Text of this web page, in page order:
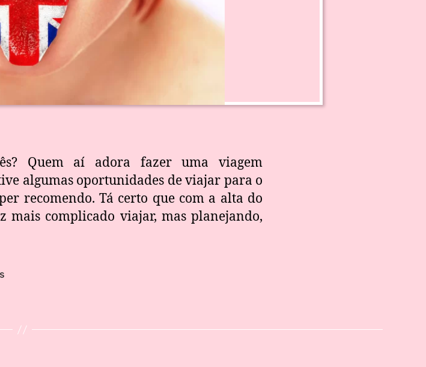
Quem aí adora fazer uma viagem
algumas oportunidades de viajar para o
recomendo. Tá certo que com a alta do
mais complicado viajar, mas planejando,